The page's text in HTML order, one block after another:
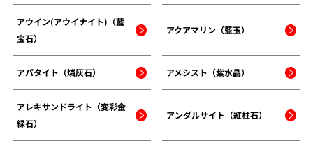
アウイン(アウイナイト)（藍
宝石）
アクアマリン（藍玉）
アパタイト（燐灰石） アメシスト（紫水晶）
アレキサンドライト（変彩金
緑石）
アンダルサイト（紅柱石）